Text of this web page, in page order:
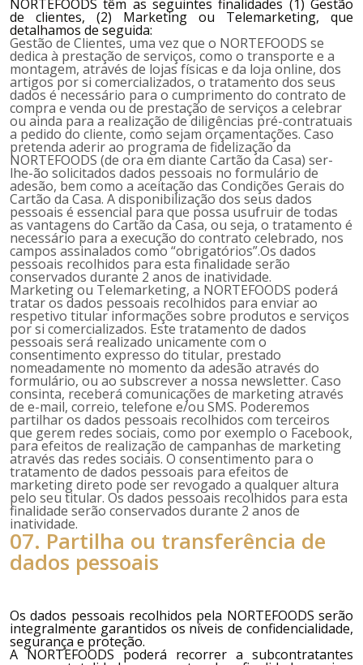
NORTEFOODStêm as seguintes finalidades (1) Gestão
de clientes, (2) Marketing ou Telemarketing, que
detalhamos de seguida:
Gestão de Clientes, uma vez que o NORTEFOODS se
dedica à prestação de serviços, como o transporte e a
montagem, através de lojas físicas e da loja online, dos
artigos por si comercializados, o tratamento dos seus
dados é necessário para o cumprimento do contrato de
compra e venda ou de prestação de serviços a celebrar
ou ainda para a realização de diligências pré-contratuais
a pedido do cliente, como sejam orçamentações. Caso
pretenda aderir ao programa de fidelização da
NORTEFOODS (de ora em diante Cartão da Casa) ser-
lhe-ão solicitados dados pessoais no formulário de
adesão, bem como a aceitação das Condições Gerais do
Cartão da Casa. A disponibilização dos seus dados
pessoais é essencial para que possa usufruir de todas
as vantagens do Cartão da Casa, ou seja, o tratamento é
necessário para a execução do contrato celebrado, nos
campos assinalados como “obrigatórios”.Os dados
pessoais recolhidos para esta finalidade serão
conservados durante 2 anos de inatividade.
Marketing ou Telemarketing, a NORTEFOODS poderá
tratar os dados pessoais recolhidos para enviar ao
respetivo titular informações sobre produtos e serviços
por si comercializados. Este tratamento de dados
pessoais será realizado unicamente com o
consentimento expresso do titular, prestado
nomeadamente no momento da adesão através do
formulário, ou ao subscrever a nossa newsletter. Caso
consinta, receberá comunicações de marketing através
de e-mail, correio, telefone e/ou SMS. Poderemos
partilhar os dados pessoais recolhidos com terceiros
que gerem redes sociais, como por exemplo o Facebook,
para efeitos de realização de campanhas de marketing
através das redes sociais. O consentimento para o
tratamento de dados pessoais para efeitos de
marketing direto pode ser revogado a qualquer altura
pelo seu titular. Os dados pessoais recolhidos para esta
finalidade serão conservados durante 2 anos de
inatividade.
07. Partilha ou transferência de
dados pessoais
Os dados pessoais recolhidos pela NORTEFOODSserão
integralmente garantidos os níveis de confidencialidade,
segurança e proteção.
ANORTEFOODS poderá recorrer a subcontratantes